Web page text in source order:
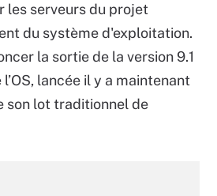
les serveurs du projet
du système d'exploitation.
la sortie de la version 9.1
lancée il y a maintenant
son lot traditionnel de